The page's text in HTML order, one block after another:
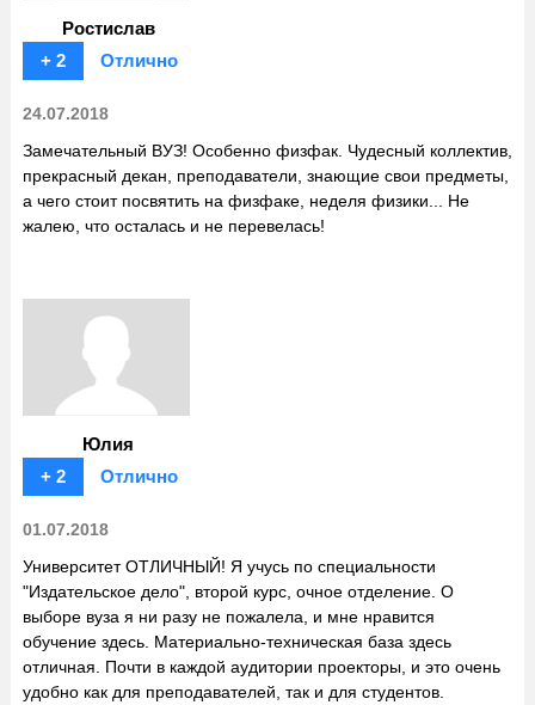
Ростислав
+ 2
Отлично
24.07.2018
Замечательный ВУЗ! Особенно физфак. Чудесный коллектив,
прекрасный декан, преподаватели, знающие свои предметы,
а чего стоит посвятить на физфаке, неделя физики... Не
жалею, что осталась и не перевелась!
Юлия
+ 2
Отлично
01.07.2018
Университет ОТЛИЧНЫЙ! Я учусь по специальности
"Издательское дело", второй курс, очное отделение. О
выборе вуза я ни разу не пожалела, и мне нравится
обучение здесь. Материально-техническая база здесь
отличная. Почти в каждой аудитории проекторы, и это очень
удобно как для преподавателей, так и для студентов.